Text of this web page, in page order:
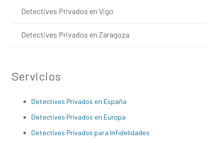
Detectives Privados en Vigo
Detectives Privados en Zaragoza
Servicios
Detectives Privados en España
Detectives Privados en Europa
Detectives Privados para Infidelidades